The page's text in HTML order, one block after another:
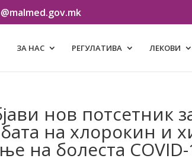
ЗА НАС РЕГУЛАТИВА ЛЕКОВИ
нов потсетник
на хлорокин и
на болеста